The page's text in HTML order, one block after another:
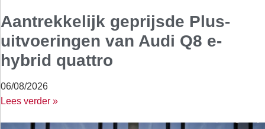
Aantrekkelijk geprijsde Plus-
uitvoeringen van Audi Q8 e-
hybrid quattro
06/08/2026
Lees verder »